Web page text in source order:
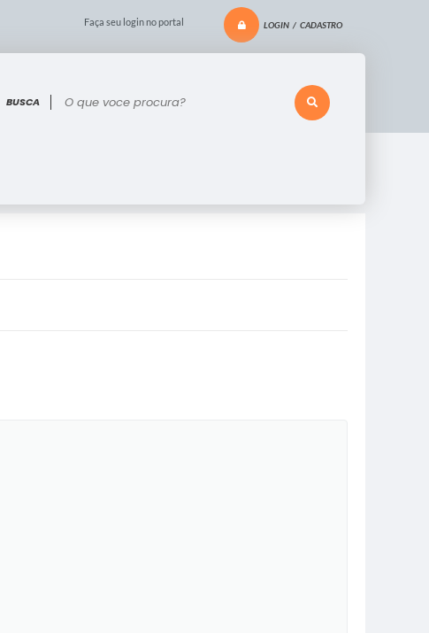
Faça seu login no portal LOGIN / CADASTRO
O que voce procura?